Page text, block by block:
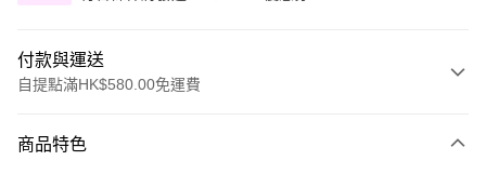
付款與運送
自提點滿HK$580.00免運費
信用卡
商品特色